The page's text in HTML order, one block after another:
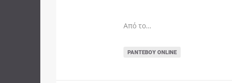
Από το…
ΡΑΝΤΕΒΟΎ ONLINE